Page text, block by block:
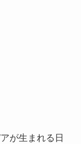
が生まれる日